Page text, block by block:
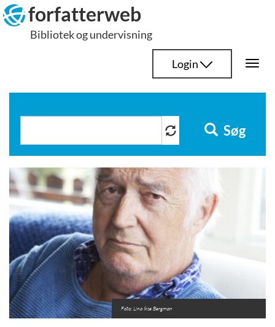
Hop
til
indhold
forfatterweb
Bibliotek og undervisning
Login
Søg
Foto: Lina Ikse Bergman